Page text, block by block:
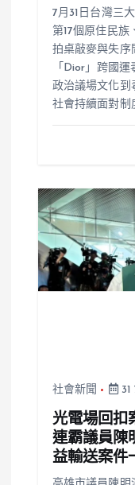
7月31日台灣三
第17個原住民
拍桌敲麥與失序
「Dior」跨國運
政治議場文化到
社會持續面對制
社會新聞
光電場回扣
連霸議員
益輸送案件